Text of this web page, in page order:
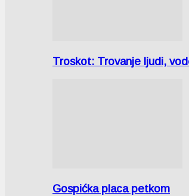
Troskot: Trovanje ljudi,
Gospićka placa petkom